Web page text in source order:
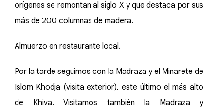
orígenes se remontan al siglo X y que destaca por sus
más de 200 columnas de madera.
Almuerzo en restaurante local.
Por la tarde seguimos con la Madraza y el Minarete de
Islom Khodja (visita exterior), este último el más alto
de Khiva. Visitamos también la Madraza y